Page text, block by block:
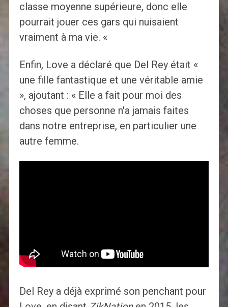
classe moyenne supérieure, donc elle
pourrait jouer ces gars qui nuisaient
vraiment à ma vie. «
Enfin, Love a déclaré que Del Rey était «
une fille fantastique et une véritable amie
», ajoutant : « Elle a fait pour moi des
choses que personne n'a jamais faites
dans notre entreprise, en particulier une
autre femme.
Del Rey a déjà exprimé son penchant pour